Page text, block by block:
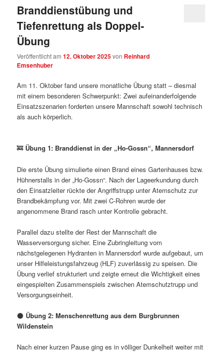
Branddienstübung und
Tiefenrettung als Doppel-
Übung
Veröffentlicht am12. Oktober 2025von Reinhard
Emsenhuber
Am 11. Oktober fand unsere monatliche Übung statt – diesmal
mit einem besonderen Schwerpunkt: Zwei aufeinanderfolgende
Einsatzszenarien forderten unsere Mannschaft sowohl technisch
als auch körperlich.
🚒 Übung 1: Branddienst in der „Ho-Gossn“, Mannersdorf
Die erste Übung simulierte einen Brand eines Gartenhauses bzw.
Hühnerstalls in der „Ho-Gossn“. Nach der Lageerkundung durch
den Einsatzleiter rückte der Angriffstrupp unter Atemschutz zur
Brandbekämpfung vor. Mit zwei C-Rohren wurde der
angenommene Brand rasch unter Kontrolle gebracht.
Parallel dazu stellte der Rest der Mannschaft die
Wasserversorgung sicher. Eine Zubringleitung vom
nächstgelegenen Hydranten in Mannersdorf wurde aufgebaut, um
unser Hilfeleistungsfahrzeug (HLF) zuverlässig zu speisen. Die
Übung verlief strukturiert und zeigte erneut die Wichtigkeit eines
eingespielten Zusammenspiels zwischen Atemschutztrupp und
Versorgungseinheit.
🌑 Übung 2: Menschenrettung aus dem Burgbrunnen
Wildenstein
Nach einer kurzen Pause ging es in völliger Dunkelheit weiter mit